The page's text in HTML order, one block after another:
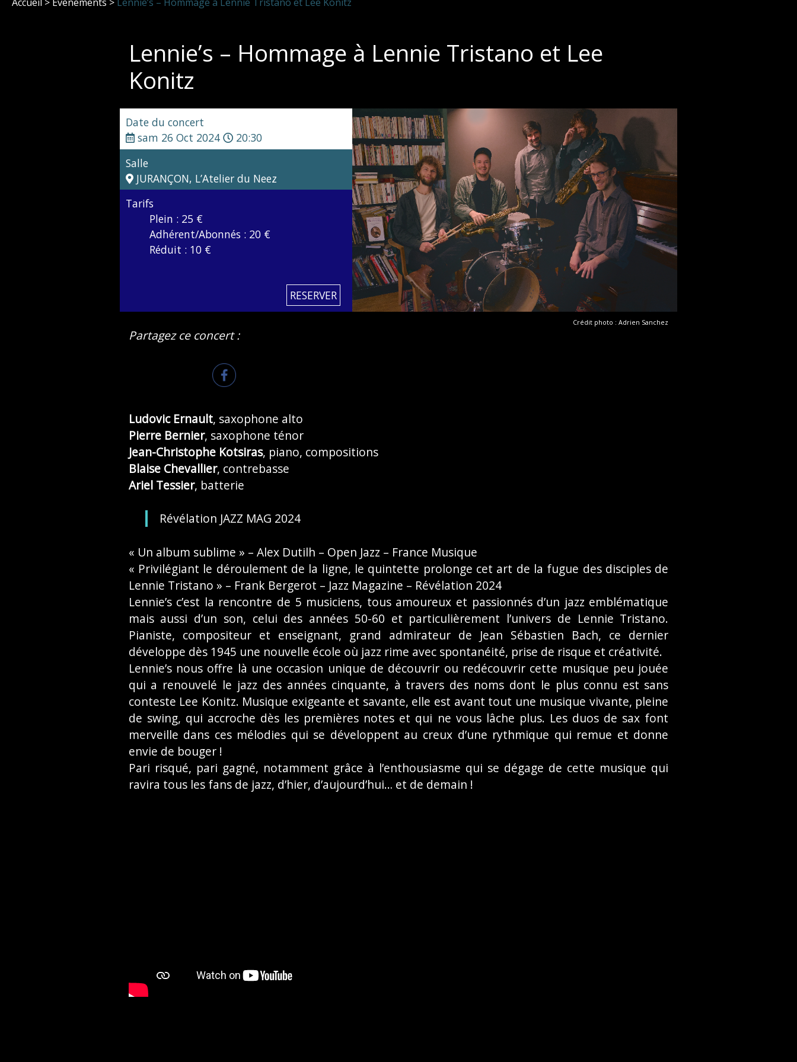
Lennie’s – Hommage à Lennie Tristano et Lee
Konitz
Date du concert
sam 26 Oct 2024
20:30
Salle
JURANÇON, L’Atelier du Neez
Tarifs
Plein : 25 €
Adhérent/Abonnés : 20 €
Réduit : 10 €
RESERVER
Crédit photo : Adrien Sanchez
Partagez ce concert :
Ludovic Ernault, saxophone alto
Pierre Bernier, saxophone ténor
Jean-Christophe Kotsiras, piano, compositions
Blaise Chevallier, contrebasse
Ariel Tessier, batterie
Révélation JAZZ MAG 2024
« Un album sublime » – Alex Dutilh – Open Jazz – France Musique
« Privilégiant le déroulement de la ligne, le quintette prolonge cet art de la fugue des disciples de
Lennie Tristano » – Frank Bergerot – Jazz Magazine – Révélation 2024
Lennie’s c’est la rencontre de 5 musiciens, tous amoureux et passionnés d’un jazz emblématique
mais aussi d’un son, celui des années 50-60 et particulièrement l’univers de Lennie Tristano.
Pianiste, compositeur et enseignant, grand admirateur de Jean Sébastien Bach, ce dernier
développe dès 1945 une nouvelle école où jazz rime avec spontanéité, prise de risque et créativité.
Lennie’s nous offre là une occasion unique de découvrir ou redécouvrir cette musique peu jouée
qui a renouvelé le jazz des années cinquante, à travers des noms dont le plus connu est sans
conteste Lee Konitz. Musique exigeante et savante, elle est avant tout une musique vivante, pleine
de swing, qui accroche dès les premières notes et qui ne vous lâche plus. Les duos de sax font
merveille dans ces mélodies qui se développent au creux d’une rythmique qui remue et donne
envie de bouger !
Pari risqué, pari gagné, notamment grâce à l’enthousiasme qui se dégage de cette musique qui
ravira tous les fans de jazz, d’hier, d’aujourd’hui… et de demain !